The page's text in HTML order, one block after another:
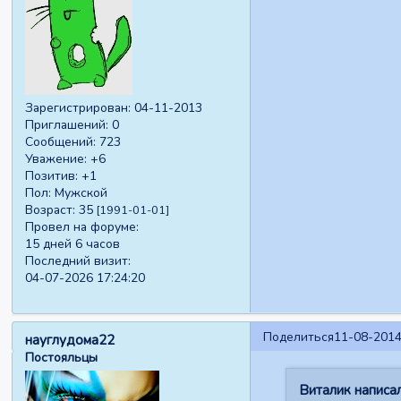
Зарегистрирован: 04-11-2013
Приглашений: 0
Сообщений: 723
Уважение: +6
Позитив: +1
Пол: Мужской
Возраст: 35 [1991-01-01]
Провел на форуме:
15 дней 6 часов
Последний визит:
04-07-2026 17:24:20
Поделиться11-08-
науглудома22
Постояльцы
Виталик